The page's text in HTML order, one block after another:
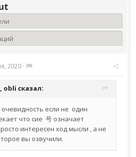
2020 ·
obli сказал:
очевидность если не один
что сие 号 означает
интересен ход мысли , а не
вы озвучили.